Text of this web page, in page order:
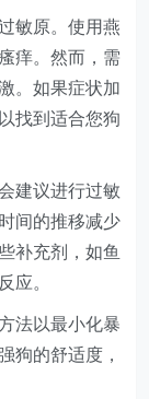
敏原。使用燕
痒。然而，需
。如果症状加
找到适合您狗
建议进行过敏
间的推移减少
补充剂，如鱼
应。
法以最小化暴
狗的舒适度，